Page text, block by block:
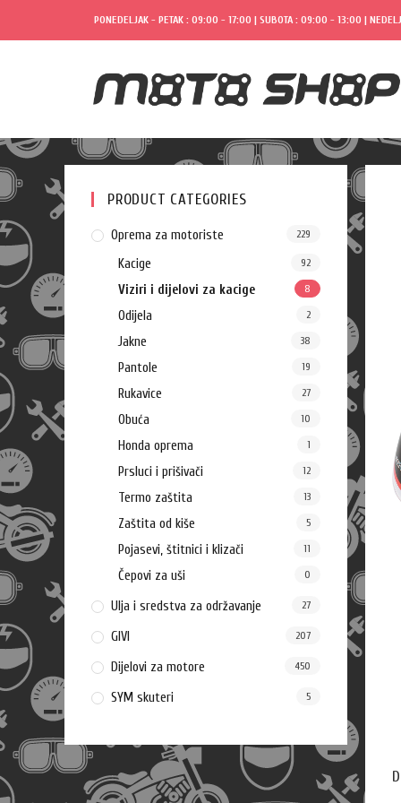
PONEDELJAK - PETAK : 09:00 - 17:00 | SUBOTA : 09:00 - 13:00 |
PRODUCT CATEGORIES
Oprema za motoriste 229
Kacige 92
Viziri i dijelovi za kacige 8
Odijela 2
Jakne 38
Pantole 19
Rukavice 27
Obuća 10
Honda oprema 1
Prsluci i prišivači 12
Termo zaštita 13
Zaštita od kiše 5
Pojasevi, štitnici i klizači 11
Čepovi za uši 0
Ulja i sredstva za održavanje 27
GIVI 207
Dijelovi za motore 450
SYM skuteri 5